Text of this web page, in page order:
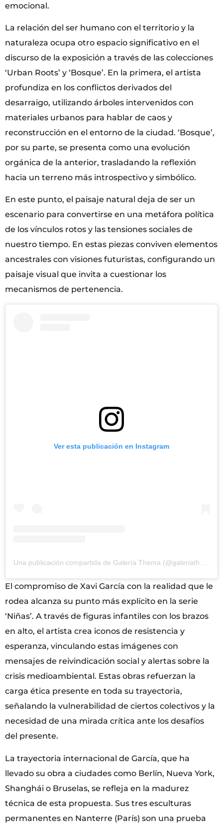
emocional.
La relación del ser humano con el territorio y la
naturaleza ocupa otro espacio significativo en el
discurso de la exposición a través de las colecciones
‘Urban Roots’ y ‘Bosque’. En la primera, el artista
profundiza en los conflictos derivados del
desarraigo, utilizando árboles intervenidos con
materiales urbanos para hablar de caos y
reconstrucción en el entorno de la ciudad. ‘Bosque’,
por su parte, se presenta como una evolución
orgánica de la anterior, trasladando la reflexión
hacia un terreno más introspectivo y simbólico.
En este punto, el paisaje natural deja de ser un
escenario para convertirse en una metáfora política
de los vínculos rotos y las tensiones sociales de
nuestro tiempo. En estas piezas conviven elementos
ancestrales con visiones futuristas, configurando un
paisaje visual que invita a cuestionar los
mecanismos de pertenencia.
Ver esta publicación en Instagram
Una publicación compartida de Galería Thema (@galeriathema)
El compromiso de Xavi García con la realidad que le
rodea alcanza su punto más explícito en la serie
‘Niñas’. A través de figuras infantiles con los brazos
en alto, el artista crea iconos de resistencia y
esperanza, vinculando estas imágenes con
mensajes de reivindicación social y alertas sobre la
crisis medioambiental. Estas obras refuerzan la
carga ética presente en toda su trayectoria,
señalando la vulnerabilidad de ciertos colectivos y la
necesidad de una mirada crítica ante los desafíos
del presente.
La trayectoria internacional de García, que ha
llevado su obra a ciudades como Berlín, Nueva York,
Shanghái o Bruselas, se refleja en la madurez
técnica de esta propuesta. Sus tres esculturas
permanentes en Nanterre (París) son una prueba